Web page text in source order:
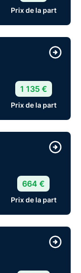
Prix de la part
1 135 €
Prix de la part
664 €
Prix de la part